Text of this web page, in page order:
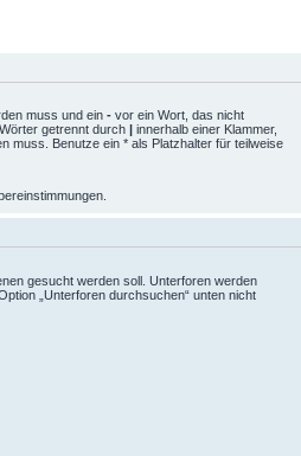
muss und ein - vor ein Wort, das nicht
getrennt durch | innerhalb einer Klammer,
muss. Benutze ein * als Platzhalter für teilweise
gesucht werden soll. Unterforen werden
„Unterforen durchsuchen“ unten nicht